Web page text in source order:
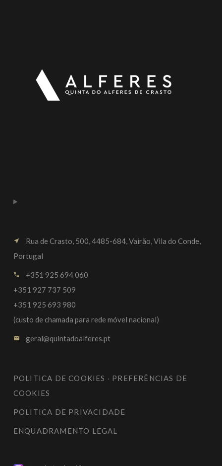
near_me
Rua de Crasto, 500, 4485-684, Vairão, Vila do Conde,
Portugal
call
+351 925 694 060
+351 927 737 509
+351 925 693 980
(custo de chamada para rede móvel nacional)
email geral@quintadoalferes.pt
POLITICA DE COOKIES · PREFERÊNCIAS DE
COOKIES
POLITICA DE PRIVACIDADE
ENQUADRAMENTO LEGAL